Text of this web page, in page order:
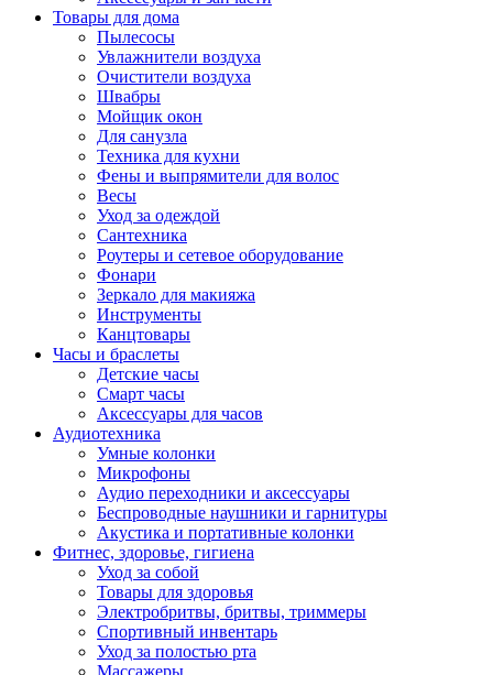
Товары для дома
Пылесосы
Увлажнители воздуха
Очистители воздуха
Швабры
Мойщик окон
Для санузла
Техника для кухни
Фены и выпрямители для волос
Весы
Уход за одеждой
Сантехника
Роутеры и сетевое оборудование
Фонари
Зеркало для макияжа
Инструменты
Канцтовары
Часы и браслеты
Детские часы
Смарт часы
Аксессуары для часов
Аудиотехника
Умные колонки
Микрофоны
Аудио переходники и аксессуары
Беспроводные наушники и гарнитуры
Акустика и портативные колонки
Фитнес, здоровье, гигиена
Уход за собой
Товары для здоровья
Электробритвы, бритвы, триммеры
Спортивный инвентарь
Уход за полостью рта
Массажеры